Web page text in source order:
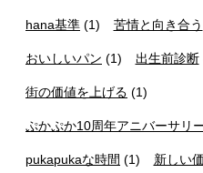
hana基準 (1) 苦情と向き合う
おいしいパン (1) 出生前診断
街の価値を上げる (1)
ぷかぷか10周年アニバーサリ
pukapukaな時間 (1) 新しい